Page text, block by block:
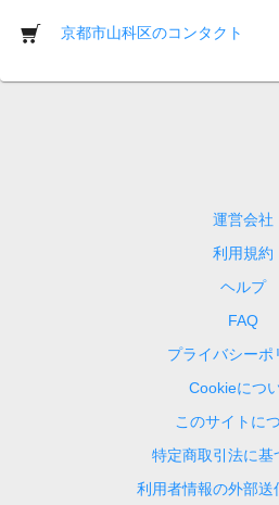
京都市山科区のコンタクト
運営会社
利用規約
ヘルプ
FAQ
プライバシーポ
Cookieにつ
このサイトに
特定商取引法に基
利用者情報の外部送